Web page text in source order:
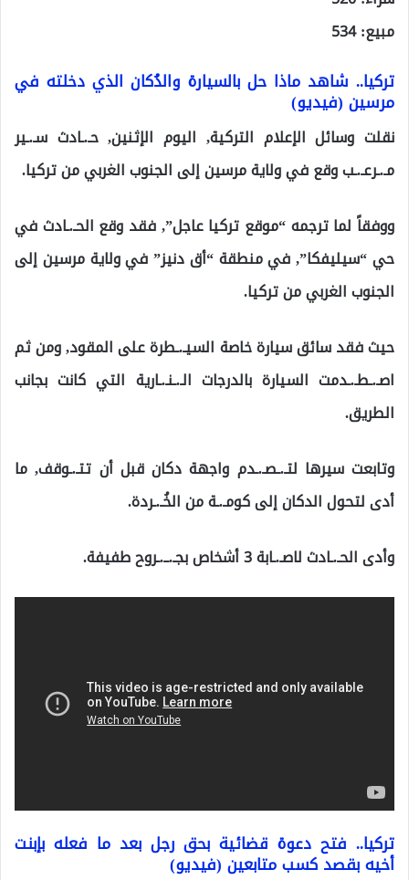
مبيع: 534
تركيا.. شاهد ماذا حل بالسيارة والدُكان الذي دخلته في
مرسين (فيديو)
نقلت وسائل الإعلام التركية, اليوم الإثنين, حـ.ـادث سـ.ـير
مـ.ـرعـ.ـب وقع في ولاية مرسين إلى الجنوب الغربي من تركيا.
ووفقاً لما ترجمه “موقع تركيا عاجل”, فقد وقع الحـ.ـادث في
حي “سيليفكا”, في منطقة “أق دنيز” في ولاية مرسين إلى
الجنوب الغربي من تركيا.
حيث فقد سائق سيارة خاصة السيـ.ـطرة على المقود, ومن ثم
اصـ.ـطـ.ـدمت السيارة بالدرجات الـ.ـنـ.ـارية التي كانت بجانب
الطريق.
وتابعت سيرها لتـ.ـصـ.ـدم واجهة دكان قبل أن تتـ.ـوقف, ما
أدى لتحول الدكان إلى كومـ.ـة من الخُـ.ـردة.
وأدى الحـ.ـادث لاصـ.ـابة 3 أشخاص بجـ.ــ.ـروح طفيفة.
تركيا.. فتح دعوة قضائية بحق رجل بعد ما فعله بإبنت
أخيه بقصد كسب متابعين (فيديو)